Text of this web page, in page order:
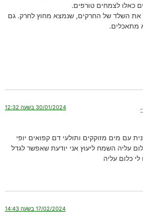
כאלו לצמחים טורפים.
השלד של החרקים, שנמצא מחוץ לחרק. גם
מתאכלים.
30/01/2024 בשעה 12:32
עם מים מזוקקים ותולעי דם קפואים יופי
עליה השמח ליעוץ אני יודעת שאפשר לגדל
כלום עליה
17/02/2024 בשעה 14:43